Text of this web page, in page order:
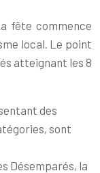
fête commence
local. Le point
atteignant les 8
des
sont
Désemparés, la